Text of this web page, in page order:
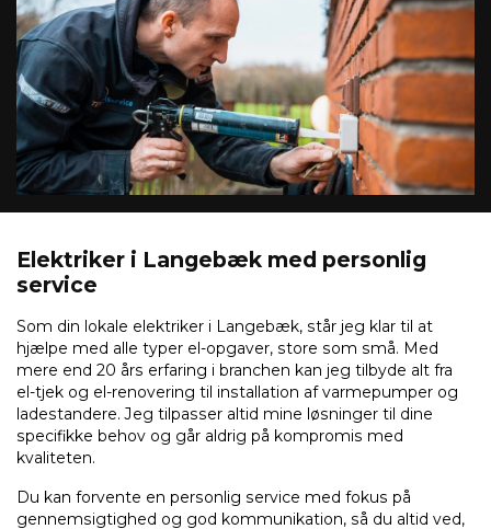
Elektriker i Langebæk med personlig
service
Som din lokale elektriker i Langebæk, står jeg klar til at
hjælpe med alle typer el-opgaver, store som små. Med
mere end 20 års erfaring i branchen kan jeg tilbyde alt fra
el-tjek og el-renovering til installation af varmepumper og
ladestandere. Jeg tilpasser altid mine løsninger til dine
specifikke behov og går aldrig på kompromis med
kvaliteten.
Du kan forvente en personlig service med fokus på
gennemsigtighed og god kommunikation, så du altid ved,